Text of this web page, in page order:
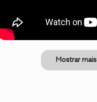
Mostrar mais